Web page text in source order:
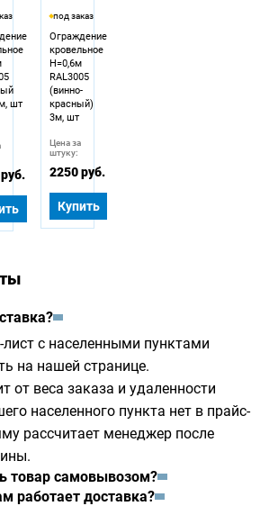
шт
под заказ
Ограждение
кровельное
Н=0,6м
RAL3005
(винно-
красный)
3м, шт
Цена за
штуку:
2250 руб.
Купить
с населенными пунктами
на нашей странице.
от веса заказа и удаленности
населенного пункта нет в прайс-
рассчитает менеджер после
товар самовывозом?
работает доставка?